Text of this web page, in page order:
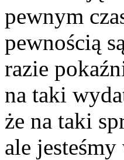
pewnym
pewnością
razie
na taki
że na taki
ale jesteśmy